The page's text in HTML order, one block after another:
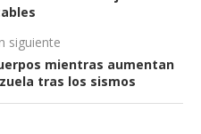
siguiente
mientras aumentan
tras los sismos